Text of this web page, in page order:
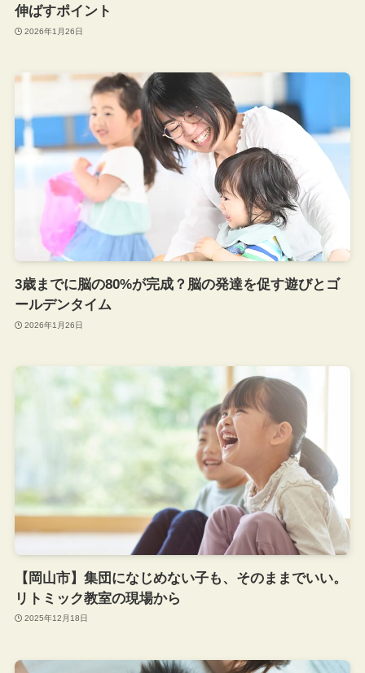
伸ばすポイント
2026年1月26日
3歳までに脳の80%が完成？脳の発達を促す遊びとゴ
ールデンタイム
2026年1月26日
【岡山市】集団になじめない子も、そのままでいい。
リトミック教室の現場から
2025年12月18日